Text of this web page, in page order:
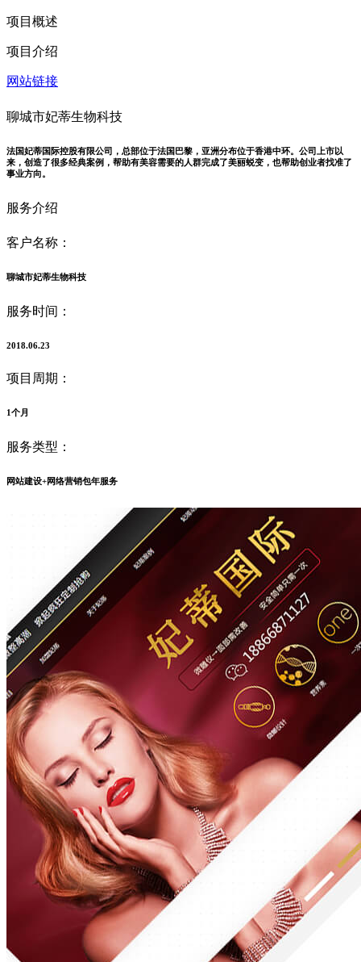
项目概述
项目介绍
网站链接
聊城市妃蒂生物科技
法国妃蒂国际控股有限公司，总部位于法国巴黎，亚洲分布位于香港中环。公司上市以
来，创造了很多经典案例，帮助有美容需要的人群完成了美丽蜕变，也帮助创业者找准了
事业方向。
服务介绍
客户名称：
聊城市妃蒂生物科技
服务时间：
2018.06.23
项目周期：
1个月
服务类型：
网站建设+网络营销包年服务